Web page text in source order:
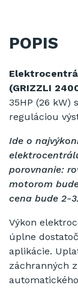
POPIS
(GRIZZLI
35HP (26
reguláciou
Ide o
porovnanie:
motorom
cena bude 2-
Výkon
úplne
aplikácie.
záchranných